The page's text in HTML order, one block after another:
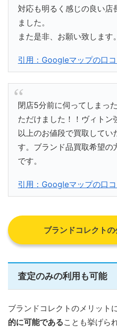
対応も明るく感じの良い店
ました。
また是非、お願い致します。
引用：Googleマップの口コ
閉店5分前に伺ってしまっ
ただけました！！ヴィトン
以上のお値段で買取してい
す。ブランド品買取希望の
です。
引用：Googleマップの口コ
ブランドコレクト
査定のみの利用も可能
ブランドコレクトのメリットに
的に可能であることも挙げら